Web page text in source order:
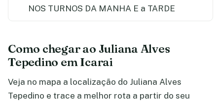
NOS TURNOS DA MANHA E a TARDE
Como chegar ao Juliana Alves
Tepedino em Icarai
Veja no mapa a localização do Juliana Alves
Tepedino e trace a melhor rota a partir do seu